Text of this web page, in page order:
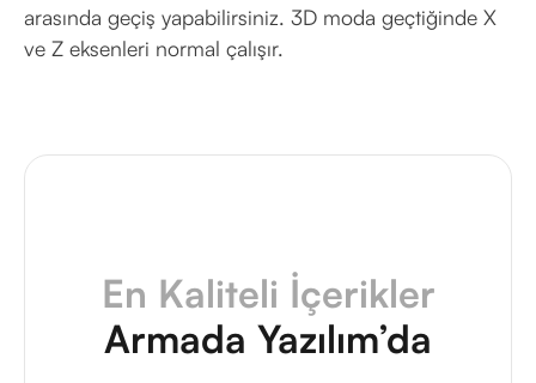
arasında geçiş yapabilirsiniz. 3D moda geçtiğinde X
ve Z eksenleri normal çalışır.
En Kaliteli İçerikler
Armada Yazılım’da